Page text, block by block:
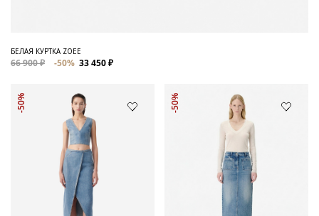
БЕЛАЯ КУРТКА ZOEE
66 900 ₽ -50% 33 450 ₽
-50% -50%